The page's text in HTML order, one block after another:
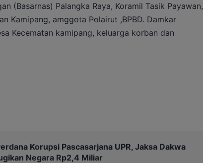
(Basarnas) Palangka Raya, Koramil Tasik Payawan,
Kamipang, amggota Polairut ,BPBD. Damkar
Kecematan kamipang, keluarga korban dan
Korupsi Pascasarjana UPR, Jaksa Dakwa
Negara Rp2,4 Miliar